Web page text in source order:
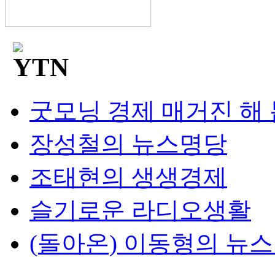
굿모닝 경제 매거진 해
장성철의 뉴스명당
조태현의 생생경제
슬기로운 라디오생활
(돌아온) 이동형의 뉴